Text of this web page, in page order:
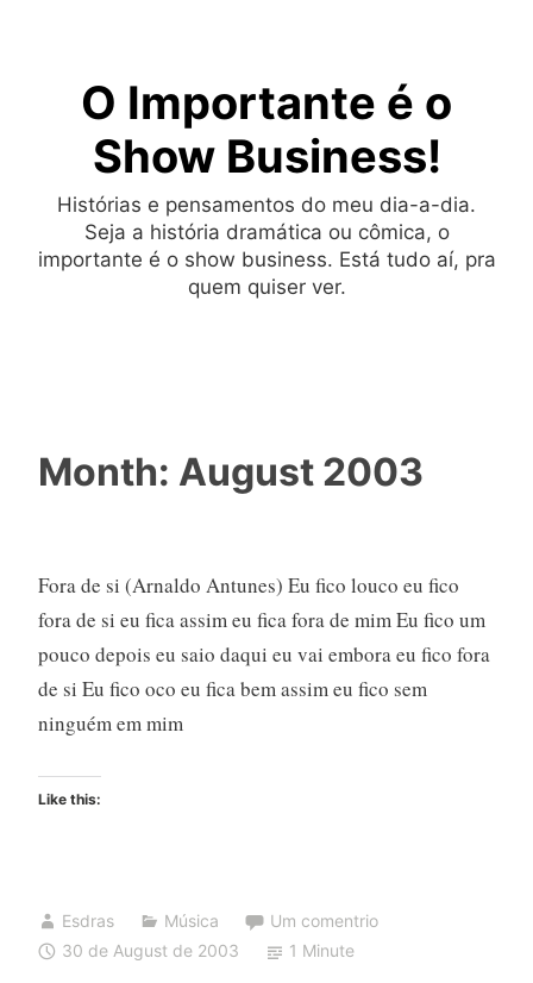
O Importante é o
Show Business!
Histórias e pensamentos do meu dia-a-dia.
Seja a história dramática ou cômica, o
importante é o show business. Está tudo aí, pra
quem quiser ver.
Month: August 2003
Fora de si (Arnaldo Antunes) Eu fico louco eu fico
fora de si eu fica assim eu fica fora de mim Eu fico um
pouco depois eu saio daqui eu vai embora eu fico fora
de si Eu fico oco eu fica bem assim eu fico sem
ninguém em mim
Like this:
Esdras Música
Um comentrio
30 de August de 2003
1 Minute